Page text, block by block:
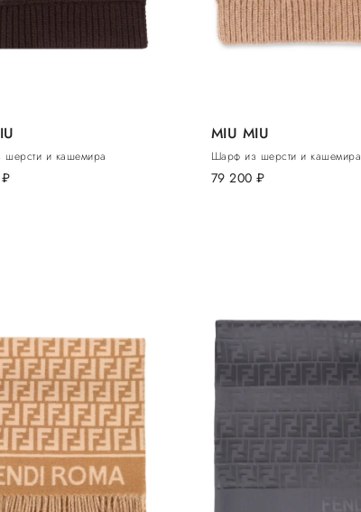
и кашемира
руб.
MIU MIU
Шарф из шерсти и кашемира
79 200 руб.